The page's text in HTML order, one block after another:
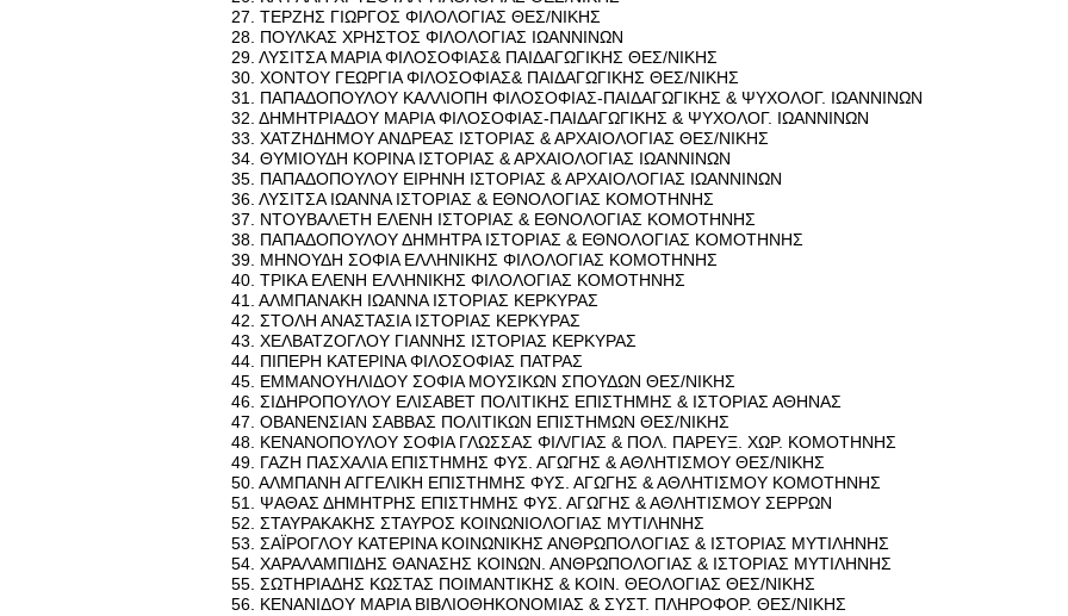
27. ΤΕΡ­ΖΗΣ ΓΙΩΡ­ΓΟΣ ΦΙ­ΛΟ­ΛΟ­ΓΙΑΣ ΘΕΣ/ΝΙΚΗΣ
28. ΠΟΥΛ­ΚΑΣ ΧΡΗ­ΣΤΟΣ ΦΙ­ΛΟ­ΛΟ­ΓΙΑΣ ΙΩ­ΑΝ­ΝΙ­ΝΩΝ
29. ΛΥ­ΣΙ­ΤΣΑ ΜΑΡΙΑ ΦΙ­ΛΟ­ΣΟ­ΦΙΑΣ& ΠΑΙ­ΔΑ­ΓΩ­ΓΙ­ΚΗΣ ΘΕΣ/ΝΙΚΗΣ
30. ΧΟ­ΝΤΟΥ ΓΕ­ΩΡ­ΓΙΑ ΦΙ­ΛΟ­ΣΟ­ΦΙΑΣ& ΠΑΙ­ΔΑ­ΓΩ­ΓΙ­ΚΗΣ ΘΕΣ/ΝΙΚΗΣ
31. ΠΑ­ΠΑ­ΔΟ­ΠΟΥ­ΛΟΥ ΚΑΛ­ΛΙΟ­ΠΗ ΦΙ­ΛΟ­ΣΟ­ΦΙΑΣ-ΠΑΙ­ΔΑ­ΓΩ­ΓΙ­ΚΗΣ & ΨΥ­ΧΟ­ΛΟΓ. ΙΩ­ΑΝ­ΝΙ­ΝΩΝ
32. ΔΗ­ΜΗ­ΤΡΙΑ­ΔΟΥ ΜΑΡΙΑ ΦΙ­ΛΟ­ΣΟ­ΦΙΑΣ-ΠΑΙ­ΔΑ­ΓΩ­ΓΙ­ΚΗΣ & ΨΥ­ΧΟ­ΛΟΓ. ΙΩ­ΑΝ­ΝΙ­ΝΩΝ
33. ΧΑ­ΤΖΗ­ΔΗ­ΜΟΥ ΑΝ­ΔΡΕ­ΑΣ ΙΣΤΟ­ΡΙΑΣ & ΑΡ­ΧΑΙΟ­ΛΟ­ΓΙΑΣ ΘΕΣ/ΝΙΚΗΣ
34. ΘΥ­ΜΙΟΥ­ΔΗ ΚΟ­ΡΙ­ΝΑ ΙΣΤΟ­ΡΙΑΣ & ΑΡ­ΧΑΙΟ­ΛΟ­ΓΙΑΣ ΙΩ­ΑΝ­ΝΙ­ΝΩΝ
35. ΠΑ­ΠΑ­ΔΟ­ΠΟΥ­ΛΟΥ ΕΙ­ΡΗ­ΝΗ ΙΣΤΟ­ΡΙΑΣ & ΑΡ­ΧΑΙΟ­ΛΟ­ΓΙΑΣ ΙΩ­ΑΝ­ΝΙ­ΝΩΝ
36. ΛΥ­ΣΙ­ΤΣΑ ΙΩ­ΑΝ­ΝΑ ΙΣΤΟ­ΡΙΑΣ & ΕΘΝΟ­ΛΟ­ΓΙΑΣ ΚΟ­ΜΟ­ΤΗ­ΝΗΣ
37. ΝΤΟΥ­ΒΑ­ΛΕ­ΤΗ ΕΛΕΝΗ ΙΣΤΟ­ΡΙΑΣ & ΕΘΝΟ­ΛΟ­ΓΙΑΣ ΚΟ­ΜΟ­ΤΗ­ΝΗΣ
38. ΠΑ­ΠΑ­ΔΟ­ΠΟΥ­ΛΟΥ ΔΗ­ΜΗ­ΤΡΑ ΙΣΤΟ­ΡΙΑΣ & ΕΘΝΟ­ΛΟ­ΓΙΑΣ ΚΟ­ΜΟ­ΤΗ­ΝΗΣ
39. ΜΗ­ΝΟΥ­ΔΗ ΣΟΦΙΑ ΕΛ­ΛΗ­ΝΙ­ΚΗΣ ΦΙ­ΛΟ­ΛΟ­ΓΙΑΣ ΚΟ­ΜΟ­ΤΗ­ΝΗΣ
40. ΤΡΙΚΑ ΕΛΕΝΗ ΕΛ­ΛΗ­ΝΙ­ΚΗΣ ΦΙ­ΛΟ­ΛΟ­ΓΙΑΣ ΚΟ­ΜΟ­ΤΗ­ΝΗΣ
41. ΑΛ­ΜΠΑ­ΝΑ­ΚΗ ΙΩ­ΑΝ­ΝΑ ΙΣΤΟ­ΡΙΑΣ ΚΕΡ­ΚΥ­ΡΑΣ
42. ΣΤΟΛΗ ΑΝΑ­ΣΤΑ­ΣΙΑ ΙΣΤΟ­ΡΙΑΣ ΚΕΡ­ΚΥ­ΡΑΣ
43. ΧΕΛ­ΒΑ­ΤΖΟ­ΓΛΟΥ ΓΙΑΝ­ΝΗΣ ΙΣΤΟ­ΡΙΑΣ ΚΕΡ­ΚΥ­ΡΑΣ
44. ΠΙ­ΠΕ­ΡΗ ΚΑ­ΤΕ­ΡΙ­ΝΑ ΦΙ­ΛΟ­ΣΟ­ΦΙΑΣ ΠΑ­ΤΡΑΣ
45. ΕΜ­ΜΑ­ΝΟΥ­Η­ΛΙ­ΔΟΥ ΣΟΦΙΑ ΜΟΥ­ΣΙ­ΚΩΝ ΣΠΟΥ­ΔΩΝ ΘΕΣ/ΝΙΚΗΣ
46. ΣΙ­ΔΗ­ΡΟ­ΠΟΥ­ΛΟΥ ΕΛΙ­ΣΑ­ΒΕΤ ΠΟ­ΛΙ­ΤΙ­ΚΗΣ ΕΠΙ­ΣΤΗ­ΜΗΣ & ΙΣΤΟ­ΡΙΑΣ ΑΘΗ­ΝΑΣ
47. ΟΒΑ­ΝΕΝ­ΣΙΑΝ ΣΑΒ­ΒΑΣ ΠΟ­ΛΙ­ΤΙ­ΚΩΝ ΕΠΙ­ΣΤΗ­ΜΩΝ ΘΕΣ/ΝΙΚΗΣ
48. KENANOΠΟΥ­ΛΟΥ ΣΟΦΙΑ ΓΛΩΣ­ΣΑΣ ΦΙΛ/ΓΙΑΣ & ΠΟΛ. ΠΑ­ΡΕΥΞ. ΧΩΡ. ΚΟ­ΜΟ­ΤΗ­ΝΗΣ
49. ΓΑΖΗ ΠΑ­ΣΧΑ­ΛΙΑ ΕΠΙ­ΣΤΗ­ΜΗΣ ΦΥΣ. ΑΓΩ­ΓΗΣ & ΑΘΛΗ­ΤΙ­ΣΜΟΥ ΘΕΣ/ΝΙΚΗΣ
50. ΑΛ­ΜΠΑ­ΝΗ ΑΓ­ΓΕ­ΛΙ­ΚΗ ΕΠΙ­ΣΤΗ­ΜΗΣ ΦΥΣ. ΑΓΩ­ΓΗΣ & ΑΘΛΗ­ΤΙ­ΣΜΟΥ ΚΟ­ΜΟ­ΤΗ­ΝΗΣ
51. ΨΑΘΑΣ ΔΗ­ΜΗ­ΤΡΗΣ ΕΠΙ­ΣΤΗ­ΜΗΣ ΦΥΣ. ΑΓΩ­ΓΗΣ & ΑΘΛΗ­ΤΙ­ΣΜΟΥ ΣΕΡ­ΡΩΝ
52. ΣΤΑΥ­ΡΑ­ΚΑ­ΚΗΣ ΣΤΑΥ­ΡΟΣ ΚΟΙ­ΝΩ­ΝΙΟ­ΛΟ­ΓΙΑΣ ΜΥ­ΤΙ­ΛΗ­ΝΗΣ
53. ΣΑΪ­ΡΟ­ΓΛΟΥ ΚΑ­ΤΕ­ΡΙ­ΝΑ ΚΟΙ­ΝΩ­ΝΙ­ΚΗΣ ΑΝ­ΘΡΩ­ΠΟ­ΛΟ­ΓΙΑΣ & ΙΣΤΟ­ΡΙΑΣ ΜΥ­ΤΙ­ΛΗ­ΝΗΣ
54. ΧΑ­ΡΑ­ΛΑ­ΜΠΙ­ΔΗΣ ΘΑ­ΝΑ­ΣΗΣ ΚΟΙ­ΝΩΝ. ΑΝ­ΘΡΩ­ΠΟ­ΛΟ­ΓΙΑΣ & ΙΣΤΟ­ΡΙΑΣ ΜΥ­ΤΙ­ΛΗ­ΝΗΣ
55. ΣΩ­ΤΗ­ΡΙΑ­ΔΗΣ ΚΩ­ΣΤΑΣ ΠΟΙ­ΜΑ­ΝΤΙ­ΚΗΣ & ΚΟΙΝ. ΘΕ­Ο­ΛΟ­ΓΙΑΣ ΘΕΣ/ΝΙΚΗΣ
56. ΚΕ­ΝΑ­ΝΙ­ΔΟΥ ΜΑΡΙΑ ΒΙ­ΒΛΙΟ­ΘΗ­ΚΟ­ΝΟ­ΜΙΑΣ & ΣΥΣΤ. ΠΛΗ­ΡΟ­ΦΟΡ. ΘΕΣ/ΝΙΚΗΣ